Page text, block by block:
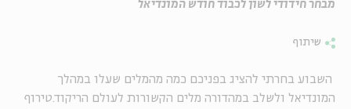
מבחר חידודי לשון לכבוד חודש המונדיאל
שיתוף
השבוע בחרתי להציג בפניכם כמה מהמלים שעלו במהלך
המונדיאל ולשלב במהדורה מלים הקשורות לעולם הריקוד. טירוף